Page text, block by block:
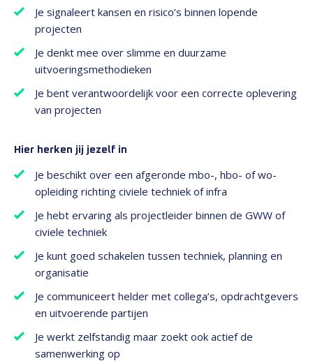
Je signaleert kansen en risico’s binnen lopende
projecten
Je denkt mee over slimme en duurzame
uitvoeringsmethodieken
Je bent verantwoordelijk voor een correcte oplevering
van projecten
Hier herken jij jezelf in
Je beschikt over een afgeronde mbo-, hbo- of wo-
opleiding richting civiele techniek of infra
Je hebt ervaring als projectleider binnen de GWW of
civiele techniek
Je kunt goed schakelen tussen techniek, planning en
organisatie
Je communiceert helder met collega’s, opdrachtgevers
en uitvoerende partijen
Je werkt zelfstandig maar zoekt ook actief de
samenwerking op